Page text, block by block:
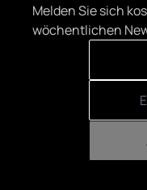
Melden Sie sich
wöchentlichen